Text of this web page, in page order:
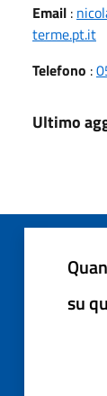
Email :
terme.pt.it
Telefono :
Ultimo
su